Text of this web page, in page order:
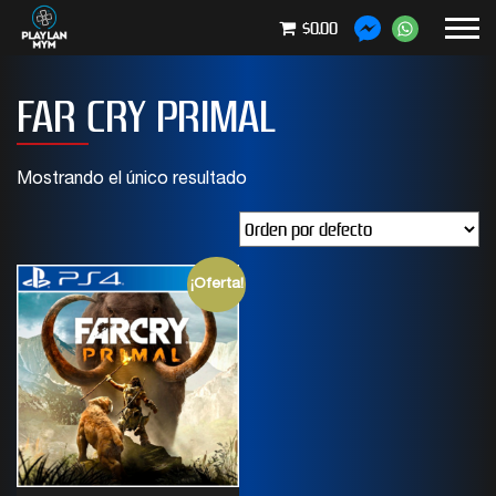
$0.00
FAR CRY PRIMAL
Mostrando el único resultado
¡Oferta!